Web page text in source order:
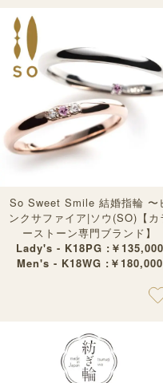
So Sweet Smile 結婚指輪 〜
ンクサファイア|ソウ(SO)【カ
ーストーン専門ブランド】
Lady's - K18PG :￥135,000
Men's - K18WG :￥180,000